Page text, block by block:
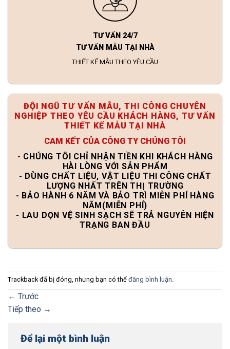
TƯ VẤN 24/7
TƯ VẤN MẪU TẠI NHÀ
THIẾT KẾ MẪU THEO YÊU CẦU
ĐỘI NGŨ TƯ VẤN MẪU, THI CÔNG CHUYÊN
NGHIỆP THEO YÊU CẦU KHÁCH HÀNG, TƯ VẤN
THIẾT KẾ MẪU TẠI NHÀ
CAM KẾT CỦA CÔNG TY CHÚNG TÔI
- CHÚNG TÔI CHỈ NHẬN TIỀN KHI KHÁCH HÀNG
HÀI LÒNG VỚI SẢN PHẨM
- DÙNG CHẤT LIỆU, VẬT LIỆU THI CÔNG CHẤT
LƯỢNG NHẤT TRÊN THỊ TRƯỜNG
- BẢO HÀNH 6 NĂM VÀ BẢO TRÌ MIỄN PHÍ HÀNG
NĂM(MIỄN PHÍ)
- LAU DỌN VỆ SINH SẠCH SẼ TRẢ NGUYÊN HIỆN
TRẠNG BAN ĐẦU
Trackback đã bị đóng, nhưng bạn có thể đăng bình luận
← Trước
Tiếp theo →
Để lại một bình luận